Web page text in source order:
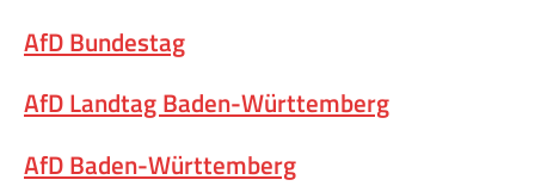
AfD Bundestag
AfD Landtag Baden-Württemberg
AfD Baden-Württemberg